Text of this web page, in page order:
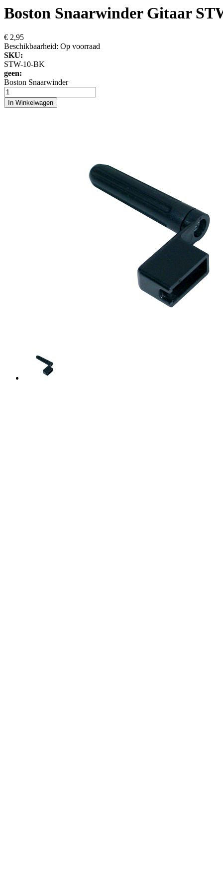
Boston Snaarwinder Gitaar
€ 2,95
Beschikbaarheid: Op voorraad
SKU:
STW-10-BK
geen:
Boston Snaarwinder
In Winkelwagen